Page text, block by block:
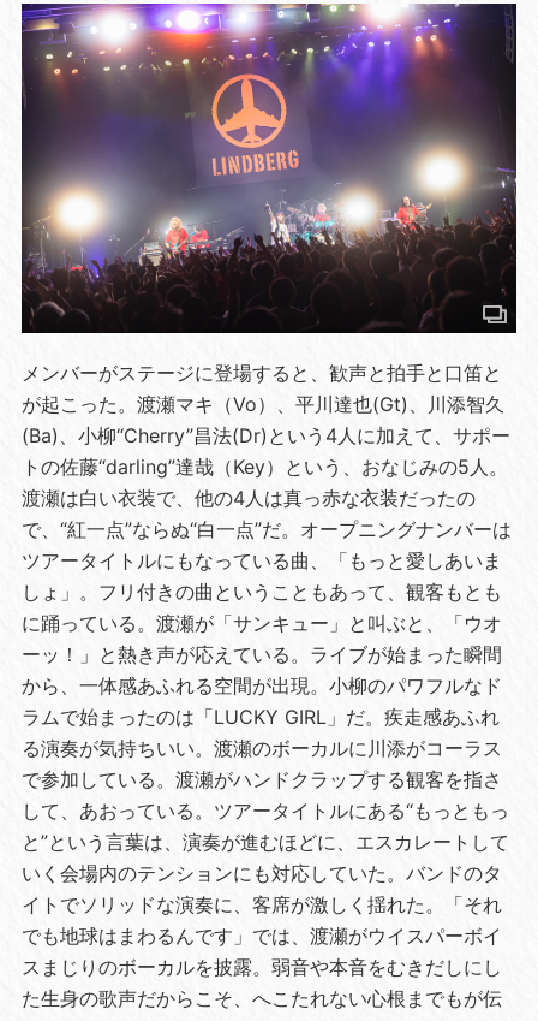
メンバーがステージに登場すると、歓声と拍手と口笛と
が起こった。渡瀬マキ（Vo）、平川達也(Gt)、川添智久
(Ba)、小柳“Cherry”昌法(Dr)という4人に加えて、サポー
トの佐藤“darling”達哉（Key）という、おなじみの5人。
渡瀬は白い衣装で、他の4人は真っ赤な衣装だったの
で、“紅一点”ならぬ“白一点”だ。オープニングナンバーは
ツアータイトルにもなっている曲、「もっと愛しあいま
しょ」。フリ付きの曲ということもあって、観客もとも
に踊っている。渡瀬が「サンキュー」と叫ぶと、「ウオ
ーッ！」と熱き声が応えている。ライブが始まった瞬間
から、一体感あふれる空間が出現。小柳のパワフルなド
ラムで始まったのは「LUCKY GIRL」だ。疾走感あふれ
る演奏が気持ちいい。渡瀬のボーカルに川添がコーラス
で参加している。渡瀬がハンドクラップする観客を指さ
して、あおっている。ツアータイトルにある“もっともっ
と”という言葉は、演奏が進むほどに、エスカレートして
いく会場内のテンションにも対応していた。バンドのタ
イトでソリッドな演奏に、客席が激しく揺れた。「それ
でも地球はまわるんです」では、渡瀬がウイスパーボイ
スまじりのボーカルを披露。弱音や本音をむきだしにし
た生身の歌声だからこそ、へこたれない心根までもが伝